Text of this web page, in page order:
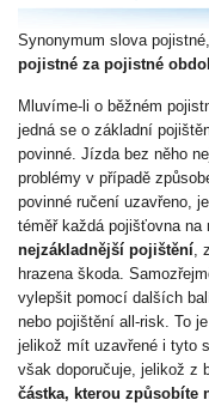
Synonymum slova
pojistné za pojistné
Mluvíme-li o běžném
jedná se o základní
povinné. Jízda bez něho
problémy v případě
povinné ručení uzavřeno,
téměř každá pojišťovna na
nejzákladnější pojištění,
hrazena škoda.
vylepšit pomocí dalších
nebo pojištění all-risk. To
jelikož mít uzavřené i tyto
však doporučuje, jelikož z
částka, kterou způsobíte